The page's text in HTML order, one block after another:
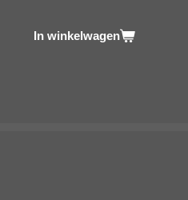
In winkelwagen